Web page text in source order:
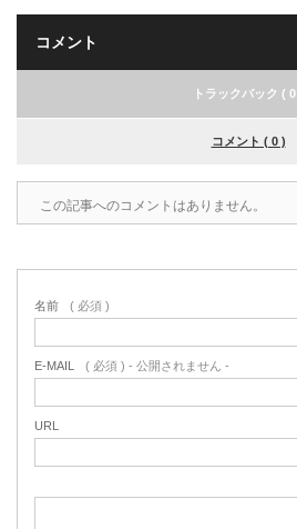
コメント
トラックバック (
コメント ( 0 )
この記事へのコメントはありません。
名前 ( 必須 )
E-MAIL ( 必須 ) - 公開されません -
URL